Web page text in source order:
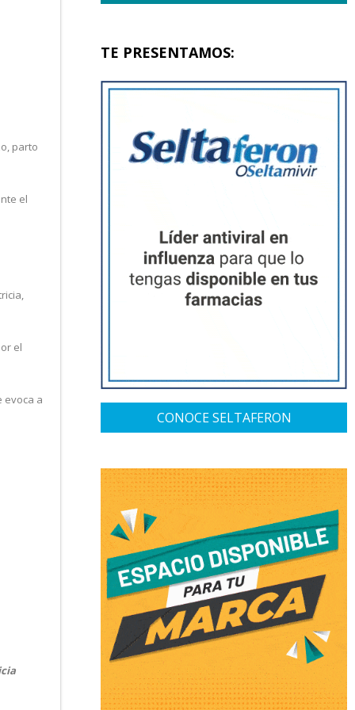
parto
el
el
evoca a
TE PRESENTAMOS:
CONOCE SELTAFERON